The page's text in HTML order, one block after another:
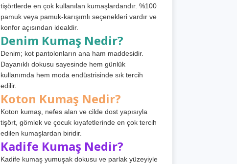
tişörtlerde en çok kullanılan kumaşlardandır. %100
pamuk veya pamuk-karışımlı seçenekleri vardır ve
konfor açısından idealdir.
Denim Kumaş Nedir?
Denim; kot pantolonların ana ham maddesidir.
Dayanıklı dokusu sayesinde hem günlük
kullanımda hem moda endüstrisinde sık tercih
edilir.
Koton Kumaş Nedir?
Koton kumaş, nefes alan ve cilde dost yapısıyla
tişört, gömlek ve çocuk kıyafetlerinde en çok tercih
edilen kumaşlardan biridir.
Kadife Kumaş Nedir?
Kadife kumaş yumuşak dokusu ve parlak yüzeyiyle